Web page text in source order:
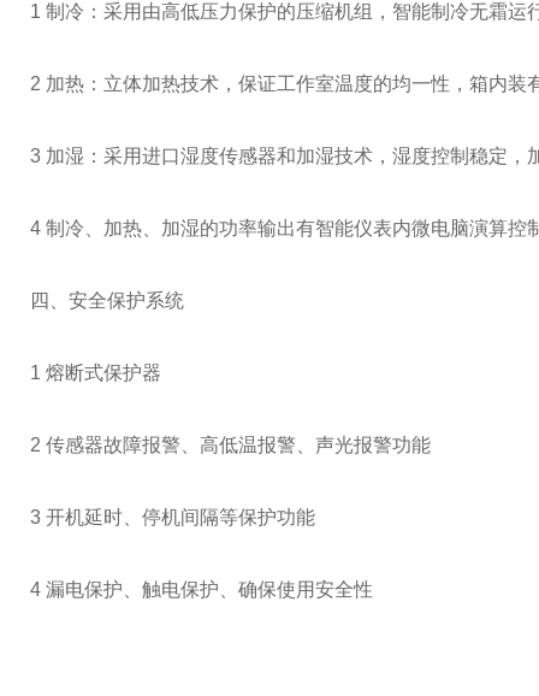
1 制冷：采用由高低压力保护的压缩机组，智能制冷无霜
2 加热：立体加热技术，保证工作室温度的均一性，箱内
3 加湿：采用进口湿度传感器和加湿技术，湿度控制稳定
4 制冷、加热、加湿的功率输出有智能仪表内微电脑演算控
四、安全保护系统
1 熔断式保护器
2 传感器故障报警、高低温报警、声光报警功能
3 开机延时、停机间隔等保护功能
4 漏电保护、触电保护、确保使用安全性